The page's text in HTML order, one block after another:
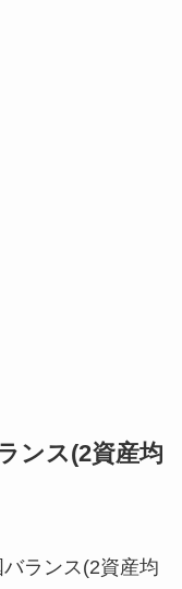
ンス(2資産均
ランス(2資産均